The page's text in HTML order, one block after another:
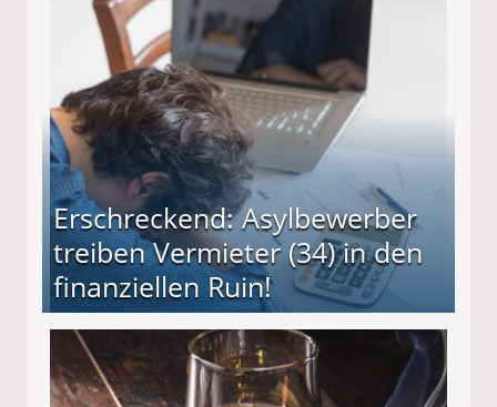
Erschreckend: Asylbewerber
treiben Vermieter (34) in den
finanziellen Ruin!
(34) in den finanziellen Ruin!